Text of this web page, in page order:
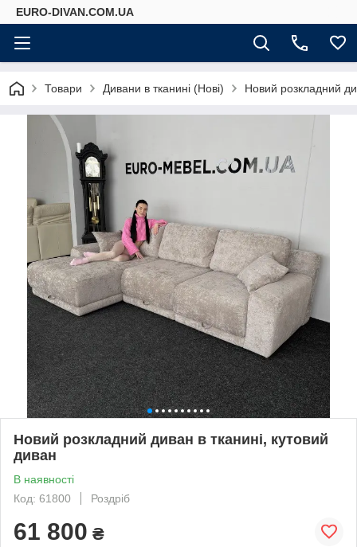
EURO-DIVAN.COM.UA
Товари Дивани в тканині (Нові) Новий розкладний
Новий розкладний диван в тканині, кутовий
диван
В наявності
Код: 61800
Роздріб
61 800 ₴